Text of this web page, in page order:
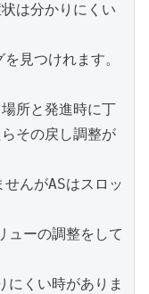
は分かりにくい
見つけれます。
所と発進時に丁
その戻し調整が
んがASはスロッ
ューの調整をして
にくい時がありま